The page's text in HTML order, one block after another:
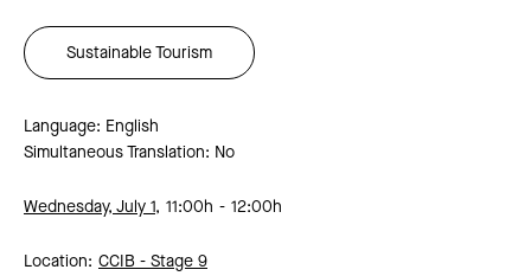
Sustainable Tourism
Language: English
Simultaneous Translation: No
Wednesday, July 1, 11:00h 12:00h
Location: CCIB - Stage 9